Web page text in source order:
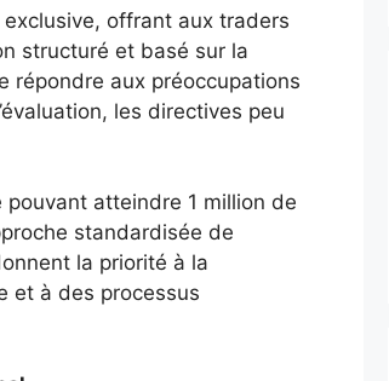
offrant aux traders
structuré et basé sur la
répondre aux préoccupations
les directives peu
pouvant atteindre 1 million de
standardisée de
la priorité à la
et à des processus